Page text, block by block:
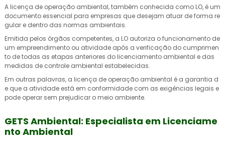
A licença de operação ambiental, também conhecida como LO, é um
documento essencial para empresas que desejam atuar de forma re
gular e dentro das normas ambientais.
Emitida pelos órgãos competentes, a LO autoriza o funcionamento de
um empreendimento ou atividade após a verificação do cumprimen
to de todas as etapas anteriores do licenciamento ambiental e das
medidas de controle ambiental estabelecidas.
Em outras palavras, a licença de operação ambiental é a garantia d
e que a atividade está em conformidade com as exigências legais e
pode operar sem prejudicar o meio ambiente.
GETS Ambiental: Especialista em Licenciame
nto Ambiental